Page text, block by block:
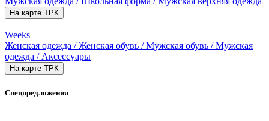
На карте ТРК
Weeks
Женская одежда / Женская обувь / Мужская обувь / Мужская
одежда / Аксессуары
На карте ТРК
Спецпредложения